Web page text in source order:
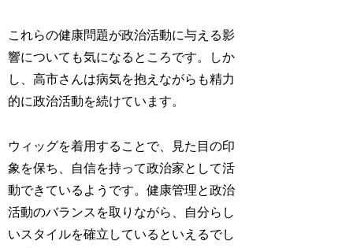
これらの健康問題が政治活動に与える影
響についても気になるところです。しか
し、高市さんは病気を抱えながらも精力
的に政治活動を続けています。
ウィッグを着用することで、見た目の印
象を保ち、自信を持って政治家として活
動できているようです。健康管理と政治
活動のバランスを取りながら、自分らし
いスタイルを確立しているといえるでし